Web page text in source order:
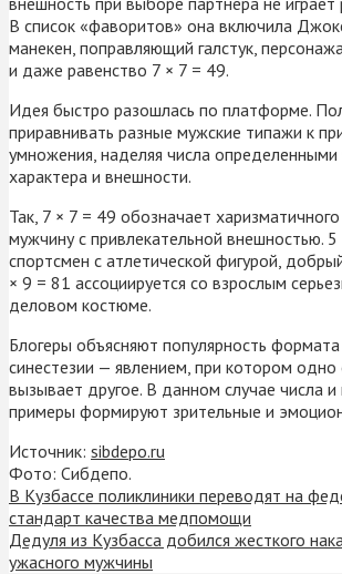
В список «фаворитов» она включила
манекен, поправляющий галстук,
и даже равенство 7 × 7 = 49.
Идея быстро разошлась по платформе.
приравнивать разные мужские типажи к
умножения, наделяя числа определенными
характера и внешности.
Так, 7 × 7 = 49 обозначает харизматичного
мужчину с привлекательной внешностью.
спортсмен с атлетической фигурой,
× 9 = 81 ассоциируется со взрослым
деловом костюме.
Блогеры объясняют популярность
синестезии — явлением, при котором
вызывает другое. В данном случае числа
примеры формируют зрительные и
Источник: sibdepo.ru
Фото: Сибдепо.
В Кузбассе поликлиники переводят на
стандарт качества медпомощи
Дедуля из Кузбасса добился жесткого
ужасного мужчины